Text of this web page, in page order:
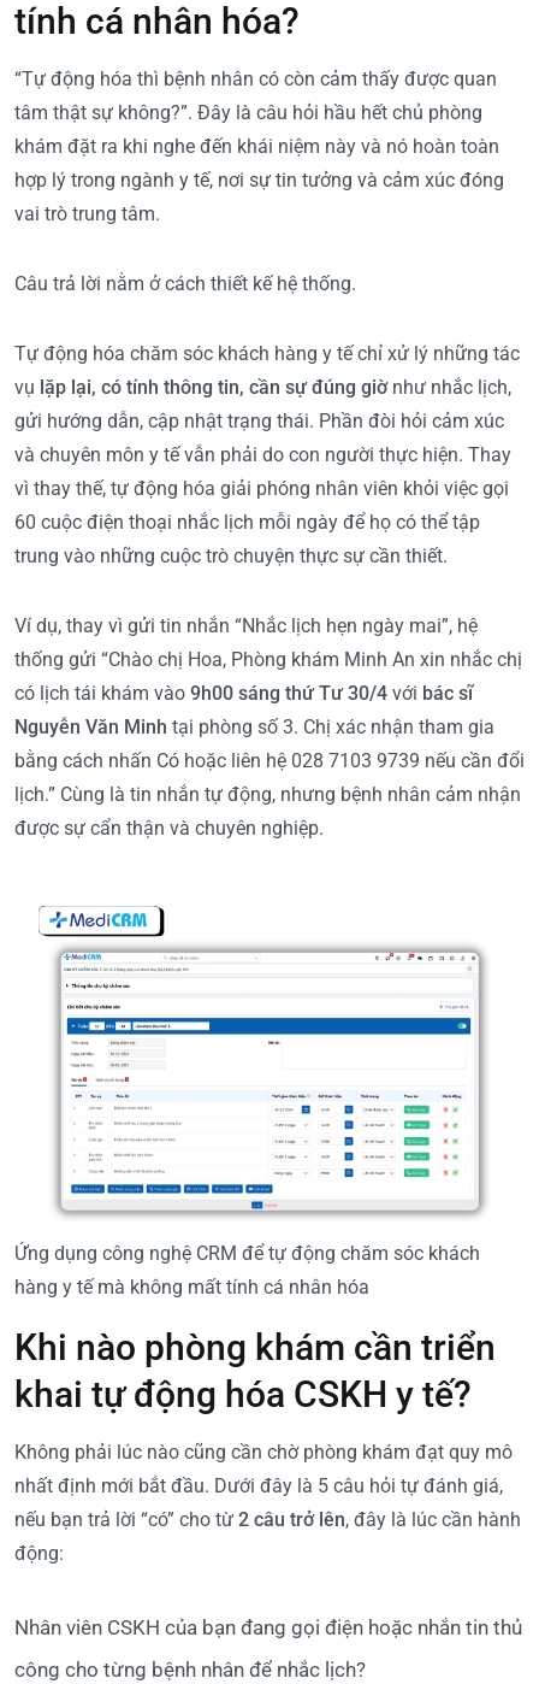
tính cá nhân hóa?
“Tự động hóa thì bệnh nhân có còn cảm thấy được quan
tâm thật sự không?”. Đây là câu hỏi hầu hết chủ phòng
khám đặt ra khi nghe đến khái niệm này và nó hoàn toàn
hợp lý trong ngành y tế, nơi sự tin tưởng và cảm xúc đóng
vai trò trung tâm.
Câu trả lời nằm ở cách thiết kế hệ thống.
Tự động hóa chăm sóc khách hàng y tế chỉ xử lý những tác
vụ lặp lại, có tính thông tin, cần sự đúng giờnhư nhắc lịch,
gửi hướng dẫn, cập nhật trạng thái. Phần đòi hỏi cảm xúc
và chuyên môn y tế vẫn phải do con người thực hiện. Thay
vì thay thế, tự động hóa giải phóng nhân viên khỏi việc gọi
60 cuộc điện thoại nhắc lịch mỗi ngày để họ có thể tập
trung vào những cuộc trò chuyện thực sự cần thiết.
Ví dụ, thay vì gửi tin nhắn “Nhắc lịch hẹn ngày mai”, hệ
thống gửi “Chào chị Hoa, Phòng khám Minh An xin nhắc chị
có lịch tái khám vào 9h00 sáng thứ Tư 30/4 với bác sĩ
Nguyễn Văn Minh tại phòng số 3. Chị xác nhận tham gia
bằng cách nhấn Có hoặc liên hệ 028 7103 9739 nếu cần đổi
lịch.” Cùng là tin nhắn tự động, nhưng bệnh nhân cảm nhận
được sự cẩn thận và chuyên nghiệp.
Ứng dụng công nghệ CRM để tự động chăm sóc khách
hàng y tế mà không mất tính cá nhân hóa
Khi nào phòng khám cần triển
khai tự động hóa CSKH y tế?
Không phải lúc nào cũng cần chờ phòng khám đạt quy mô
nhất định mới bắt đầu. Dưới đây là 5 câu hỏi tự đánh giá,
nếu bạn trả lời “có” cho từ 2 câu trở lên, đây là lúc cần hành
động:
Nhân viên CSKH của bạn đang gọi điện hoặc nhắn tin thủ
công cho từng bệnh nhân để nhắc lịch?